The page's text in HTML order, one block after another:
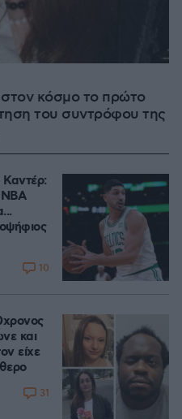
κόσμο το πρώτο
του συντρόφου της
10
και
είχε
31